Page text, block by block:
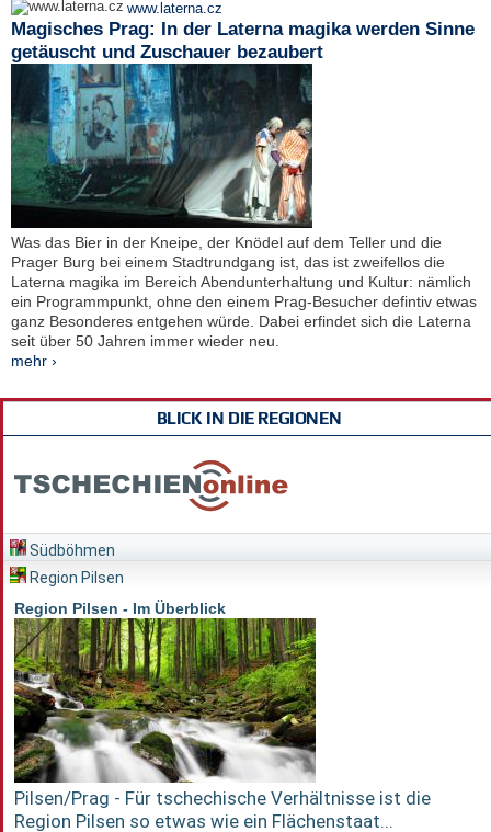
www.laterna.cz
Magisches Prag: In der Laterna magika werden Sinne
getäuscht und Zuschauer bezaubert
Was das Bier in der Kneipe, der Knödel auf dem Teller und die
Prager Burg bei einem Stadtrundgang ist, das ist zweifellos die
Laterna magika im Bereich Abendunterhaltung und Kultur: nämlich
ein Programmpunkt, ohne den einem Prag-Besucher defintiv etwas
ganz Besonderes entgehen würde. Dabei erfindet sich die Laterna
seit über 50 Jahren immer wieder neu.
mehr ›
BLICK IN DIE REGIONEN
Südböhmen
Region Pilsen
Region Pilsen - Im Überblick
Pilsen/Prag - Für tschechische Verhältnisse ist die
Region Pilsen so etwas wie ein Flächenstaat...